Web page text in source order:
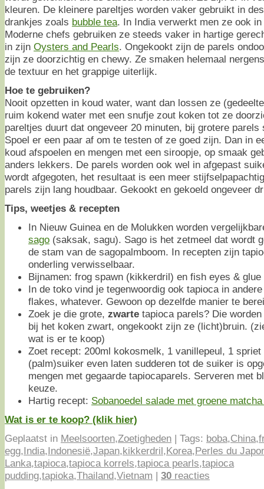
kleuren. De kleinere pareltjes worden vaker gebruikt in
drankjes zoals bubble tea. In India verwerkt men ze ook
Moderne chefs gebruiken ze steeds vaker in hartige
in zijn Oysters and Pearls. Ongekookt zijn de parels
zijn ze doorzichtig en chewy. Ze smaken helemaal
de textuur en het grappige uiterlijk.
Hoe te gebruiken?
Nooit opzetten in koud water, want dan lossen ze
ruim kokend water met een snufje zout koken tot ze
pareltjes duurt dat ongeveer 20 minuten, bij grotere parels
Spoel er een paar af om te testen of ze goed zijn. Dan in
koud afspoelen en mengen met een siroopje, op smaak
anders lekkers. De parels worden ook wel in afgepast
wordt afgegoten, het resultaat is een meer
parels zijn lang houdbaar. Gekookt en gekoeld ongeveer
Tips, weetjes & recepten
In Nieuw Guinea en de Molukken worden
sago (saksak, sagu). Sago is het zetmeel dat wordt
de stam van de sagopalmboom. In recepten zijn
onderling verwisselbaar.
Bijnamen: frog spawn (kikkerdril) en fish eyes &
In de toko vind je tegenwoordig ook tapioca in
flakes, whatever. Gewoon op dezelfde manier te
Zoek je die grote, zwarte tapioca parels? Die
bij het koken zwart, ongekookt zijn ze (licht)bruin.
wat is er te koop)
Zoet recept: 200ml kokosmelk, 1 vanillepeul, 1 spriet
(palm)suiker even laten sudderen tot de suiker is
mengen met gegaarde tapiocaparels. Serveren met
keuze.
Hartig recept: Sobanoedel salade met groene
Wat is er te koop? (klik hier)
Geplaatst in Meelsoorten,Zoetigheden | Tags: boba,China,
egg,India,Indonesië,Japan,kikkerdril,Korea,Perles du
Lanka,tapioca,tapioca korrels,tapioca pearls,tapioca
pudding,tapioka,Thailand,Vietnam | 30 reacties